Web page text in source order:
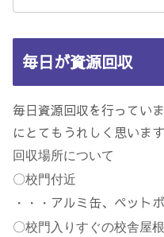
毎日が資源回収
毎日資源回収を行ってい
にとてもうれしく思いま
回収場所について
〇校門付近
・・・ アルミ缶、ペット
〇校門入りすぐの校舎屋